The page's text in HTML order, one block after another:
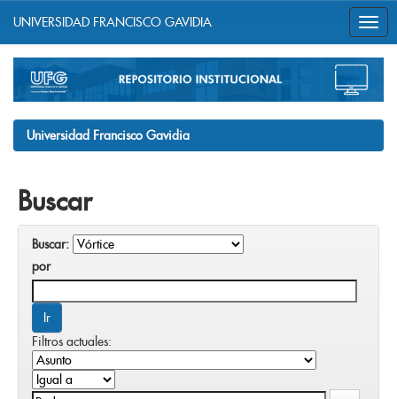
navigation
UNIVERSIDAD FRANCISCO GAVIDIA
Universidad Francisco Gavidia
Buscar
Buscar:
por
Filtros actuales: